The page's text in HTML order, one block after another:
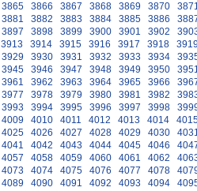
3865 3866 3867 3868 3869 3870
3881 3882 3883 3884 3885 3886
3897 3898 3899 3900 3901 3902
3913 3914 3915 3916 3917 3918
3929 3930 3931 3932 3933 3934
3945 3946 3947 3948 3949 3950
3961 3962 3963 3964 3965 3966
3977 3978 3979 3980 3981 3982
3993 3994 3995 3996 3997 3998
4009 4010 4011 4012 4013 4014
4025 4026 4027 4028 4029 4030
4041 4042 4043 4044 4045 4046
4057 4058 4059 4060 4061 4062
4073 4074 4075 4076 4077 4078
4089 4090 4091 4092 4093 4094